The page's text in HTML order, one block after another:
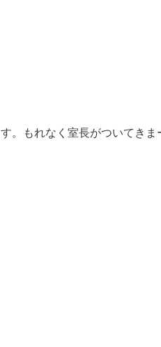
す。もれなく室長がついてき